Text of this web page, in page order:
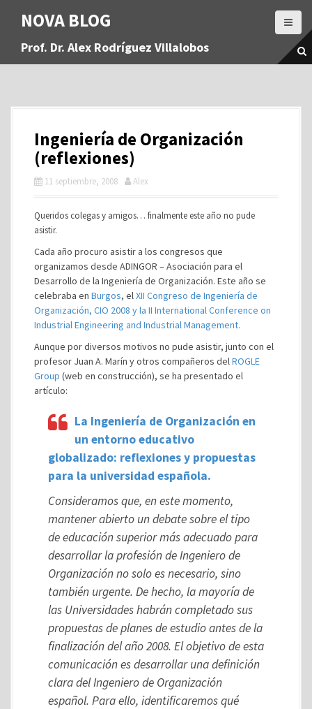
a
NOVA BLOG
Prof. Dr. Alex Rodríguez Villalobos
Ingeniería de Organización
(reflexiones)
11 septiembre, 2008 Alex
Queridos colegas y amigos… finalmente este año no pude
asistir.
Cada año procuro asistir a los congresos que
organizamos desde ADINGOR – Asociación para el
Desarrollo de la Ingeniería de Organización. Este año se
celebraba en Burgos, elXII Congreso de Ingeniería de
Organización, CIO 2008 y la II International Conference on
Industrial Engineering and Industrial Management.
Aunque por diversos motivos no pude asistir, junto con el
profesor Juan A. Marín y otros compañeros delROGLE
Group (web en construcción), se ha presentado el
artículo:
La Ingeniería de Organización en
un entorno educativo
globalizado: reflexiones y propuestas
para la universidad española.
Consideramos que, en este momento,
mantener abierto un debate sobre el tipo
de educación superior más adecuado para
desarrollar la profesión de Ingeniero de
Organización no solo es necesario, sino
también urgente. De hecho, la mayoría de
las Universidades habrán completado sus
propuestas de planes de estudio antes de la
finalización del año 2008. El objetivo de esta
comunicación es desarrollar una definición
clara del Ingeniero de Organización
español. Para ello, identificaremos qué